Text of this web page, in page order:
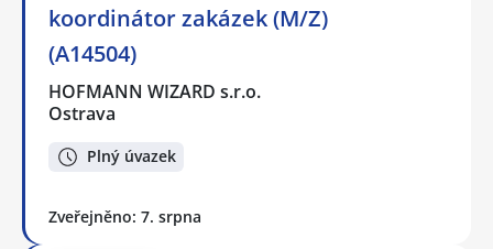
koordinátor zakázek (M/Z)
(A14504)
HOFMANN WIZARD s.r.o.
Ostrava
Plný úvazek
Zveřejněno: 7. srpna